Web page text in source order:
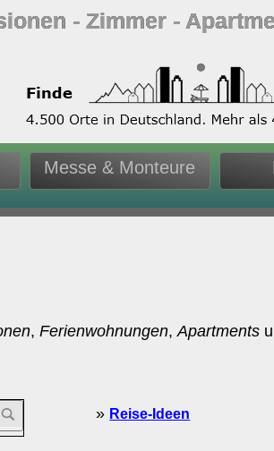
‐ Zimmer ‐
Messe & Monteure
,Ferienwohnungen,Apartments
» Reise-Ideen